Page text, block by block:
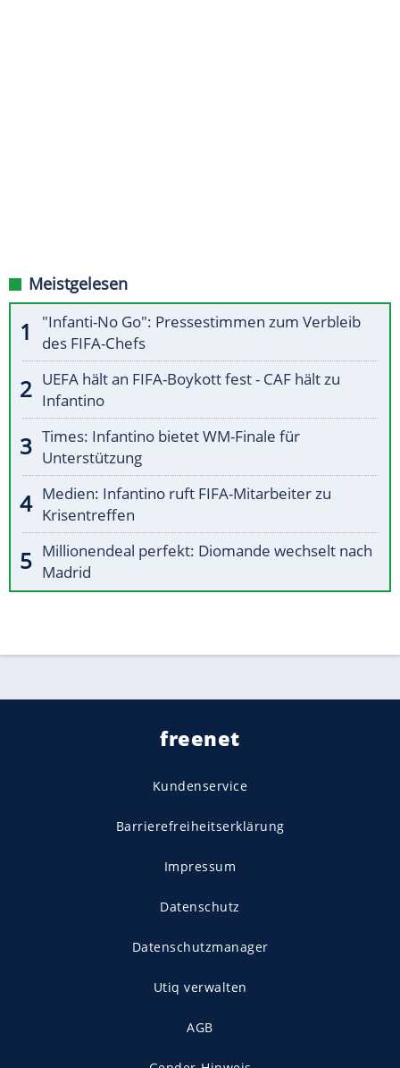
Meistgelesen
"Infanti-No Go": Pressestimmen zum Verbleib
des FIFA-Chefs
UEFA hält an FIFA-Boykott fest - CAF hält zu
Infantino
Times: Infantino bietet WM-Finale für
Unterstützung
Medien: Infantino ruft FIFA-Mitarbeiter zu
Krisentreffen
Millionendeal perfekt: Diomande wechselt nach
Madrid
freenet
Kundenservice
Barrierefreiheitserklärung
Impressum
Datenschutz
Datenschutzmanager
Utiq verwalten
AGB